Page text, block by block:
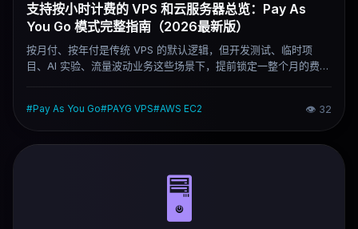
支持按小时计费的 VPS 和云服务器总览：Pay As
You Go 模式完整指南（2026最新版）
按月付、按年付是传统 VPS 的默认逻辑，但开发测试、临时项
目、AI 实验、流量波动业务这些场景下，提前锁定一整个月的费用
主流支持按小时计费的云服务商，逐一说清楚各家定位、计费机
制、适用场景和需要注意的地方，帮你找到真正匹配自己需求的那
一个。
#Pay As You Go#PAYG VPS#AWS EC2 👁 32
🖥️